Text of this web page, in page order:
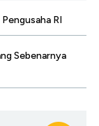
RI
Sebenarnya